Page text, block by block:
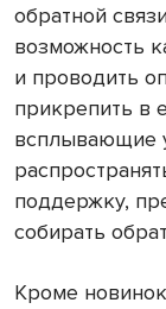
обратной
возможность
и проводить
прикрепить в
всплывающие
поддержку,
собирать
Кроме